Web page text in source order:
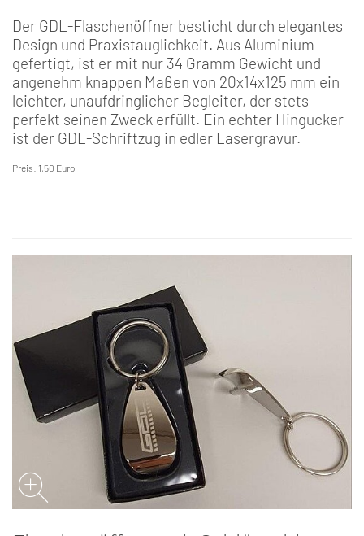
Der GDL-Flaschenöffner besticht durch elegantes
Design und Praxistauglichkeit. Aus Aluminium
gefertigt, ist er mit nur 34 Gramm Gewicht und
angenehm knappen Maßen von 20x14x125 mm ein
leichter, unaufdringlicher Begleiter, der stets
perfekt seinen Zweck erfüllt. Ein echter Hingucker
ist der GDL-Schriftzug in edler Lasergravur.
Preis: 1,50 Euro